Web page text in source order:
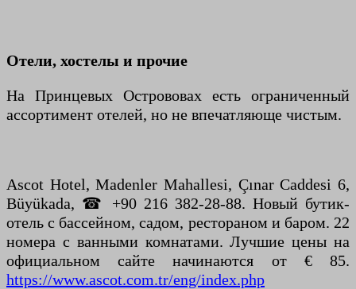
Отели, хостелы и прочие
На Принцевых Острововaх есть ограниченный
ассортимент отелей, но не впечатляюще чистым.
Ascot Hotel, Madenler Mahallesi, Çınar Caddesi 6,
Büyükada, ☎ +90 216 382-28-88. Новый бутик-
отель с бассейном, садом, рестораном и баром. 22
номера с ванными комнатами. Лучшие цены на
официальном сайте начинаются от € 85.
https://www.ascot.com.tr/eng/index.php